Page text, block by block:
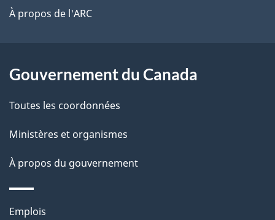
d
l
p
a
g
e
site
À propos de l'ARC
Gouvernement du Canada
Toutes les coordonnées
Ministères et organismes
À propos du gouvernement
Thèmes
Emplois